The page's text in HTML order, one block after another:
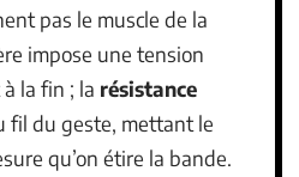
pas le muscle de la
impose une tension
la fin ; la résistance
fil du geste, mettant le
qu’on étire la bande.